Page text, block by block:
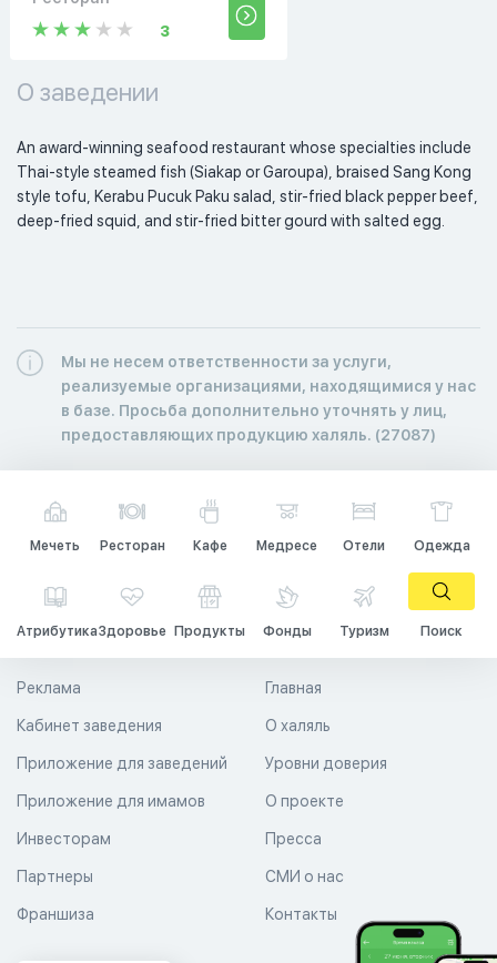
3
О заведении
An award-winning seafood restaurant whose specialties include
Thai-style steamed fish (Siakap or Garoupa), braised Sang Kong
style tofu, Kerabu Pucuk Paku salad, stir-fried black pepper beef,
deep-fried squid, and stir-fried bitter gourd with salted egg.
Мы не несем ответственности за услуги,
реализуемые организациями, находящимися у нас
в базе. Просьба дополнительно уточнять у лиц,
предоставляющих продукцию халяль. (27087)
Мечеть Ресторан Кафе Медресе Отели Одежда
АтрибутикаЗдоровье Продукты Фонды Туризм Поиск
Главная
О халяль
Уровни доверия
Реклама
Кабинет заведения
Приложение для заведений
Приложение для имамов О проекте
Пресса
СМИ о нас
Контакты
Инвесторам
Партнеры
Франшиза